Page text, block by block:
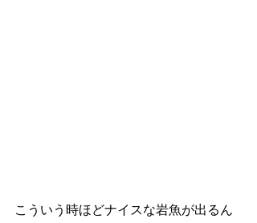
こういう時ほどナイスな岩魚が出るん